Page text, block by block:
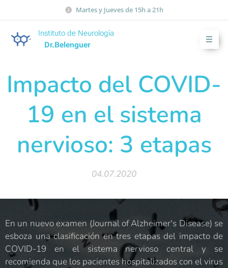
Martes y Jueves de 15h a 21h
Instituto de Neurología
Dr.Belenguer
Impacto del COVID-
19 en el sistema
nervioso: 3 etapas
04.07.2020
En un nuevo examen (Journal of Alzheimer's Disease) se
esboza una clasificación en tres etapas del impacto de
COVID-19 en el sistema nervioso central y se
recomienda que los pacientes hospitalizados con el virus